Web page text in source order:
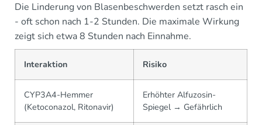
Die Linderung von Blasenbeschwerden setzt rasch ein
- oft schon nach 1-2 Stunden. Die maximale Wirkung
zeigt sich etwa 8 Stunden nach Einnahme.
Interaktion Risiko
CYP3A4-Hemmer
(Ketoconazol, Ritonavir)
Erhöhter Alfuzosin-
Spiegel → Gefährlich